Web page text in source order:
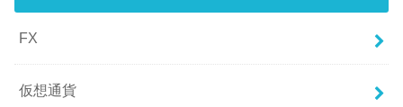
FX
仮想通貨